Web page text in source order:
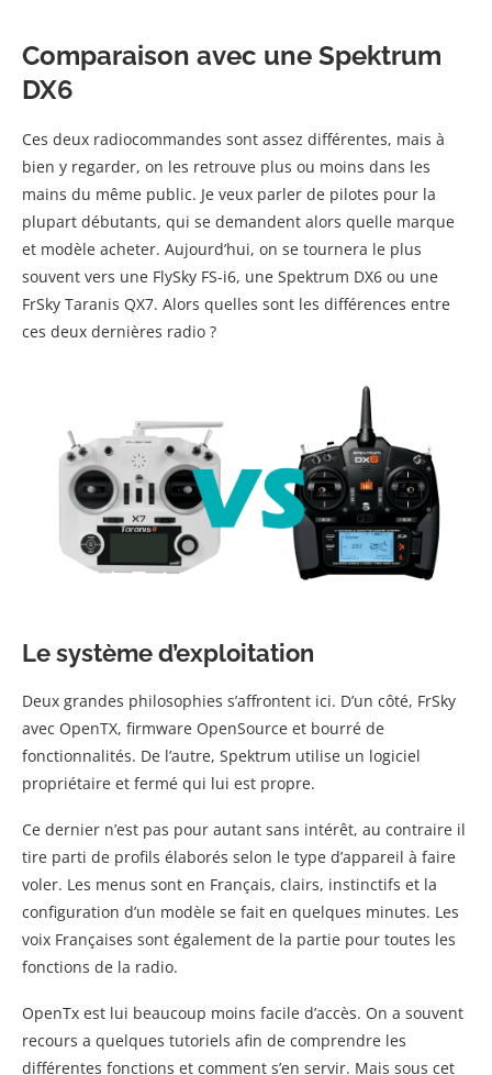
Comparaison avec une Spektrum
DX6
Ces deux radiocommandes sont assez différentes, mais à
bien y regarder, on les retrouve plus ou moins dans les
mains du même public. Je veux parler de pilotes pour la
plupart débutants, qui se demandent alors quelle marque
et modèle acheter. Aujourd’hui, on se tournera le plus
souvent vers une FlySky FS-i6, une Spektrum DX6 ou une
FrSky Taranis QX7. Alors quelles sont les différences entre
ces deux dernières radio ?
Le système d’exploitation
Deux grandes philosophies s’affrontent ici. D’un côté, FrSky
avec OpenTX, firmware OpenSource et bourré de
fonctionnalités. De l’autre, Spektrum utilise un logiciel
propriétaire et fermé qui lui est propre.
Ce dernier n’est pas pour autant sans intérêt, au contraire il
tire parti de profils élaborés selon le type d’appareil à faire
voler. Les menus sont en Français, clairs, instinctifs et la
configuration d’un modèle se fait en quelques minutes. Les
voix Françaises sont également de la partie pour toutes les
fonctions de la radio.
OpenTx est lui beaucoup moins facile d’accès. On a souvent
recours a quelques tutoriels afin de comprendre les
différentes fonctions et comment s’en servir. Mais sous cet